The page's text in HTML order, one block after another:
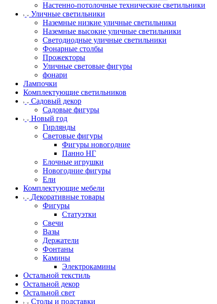
Настенно-потолочные технические светильники
Уличные светильники
Наземные низкие уличные светильники
Наземные высокие уличные светильники
Светодиодные уличные светильники
Фонарные столбы
Прожекторы
Уличные световые фигуры
фонари
Лампочки
Комплектующие светильников
Садовый декор
Садовые фигуры
Новый год
Гирлянды
Световые фигуры
Фигуры новогодние
Панно НГ
Елочные игрушки
Новогодние фигуры
Ели
Комплектующие мебели
Декоративные товары
Фигуры
Статуэтки
Свечи
Вазы
Держатели
Фонтаны
Камины
Электрокамины
Остальной текстиль
Остальной декор
Остальной свет
Столы и подставки